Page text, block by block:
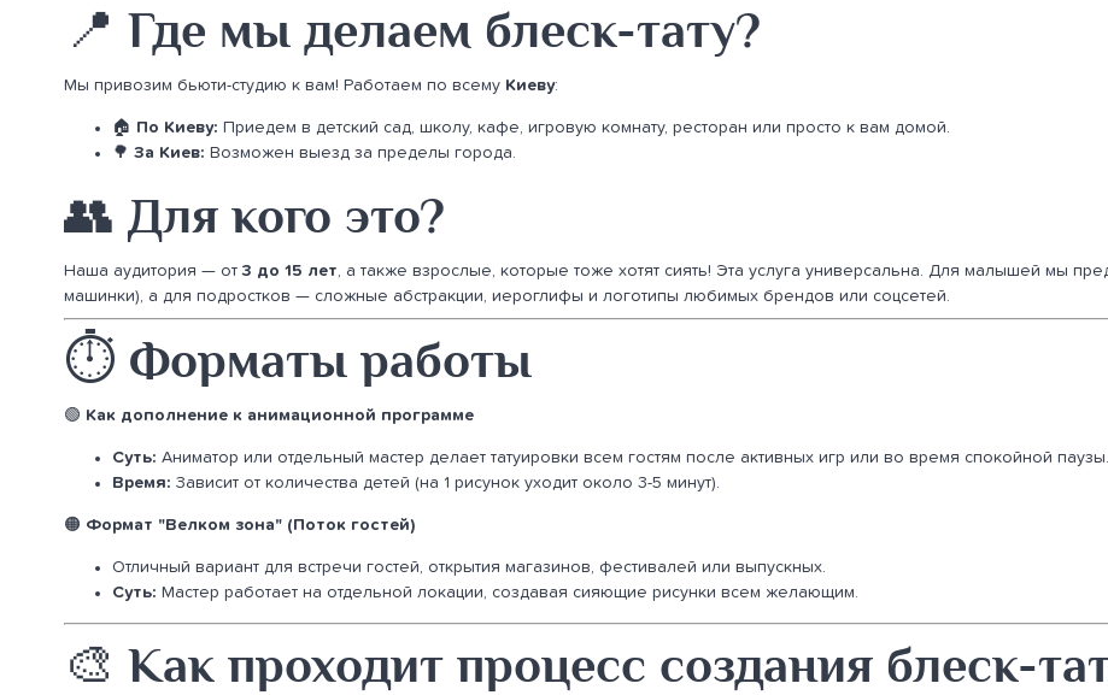
📍 Где мы делаем блеск-тату?
Мы привозим бьюти-студию к вам! Работаем по всему Киеву:
🏠 По Киеву: Приедем в детский сад, школу, кафе, игровую комнату, ресторан или просто к вам домой.
🌳 За Киев: Возможен выезд за пределы города.
👥 Для кого это?
Наша аудитория — от3 до 15 лет , а также взрослые, которые тоже хотят сиять! Эта услуга универсальна. Для малышей мы
машинки), а для подростков — сложные абстракции, иероглифы и логотипы любимых брендов или соцсетей.
⏱️ Форматы работы
🟢 Как дополнение к анимационной программе
Суть: Аниматор или отдельный мастер делает татуировки всем гостям после активных игр или во время спокойной паузы.
Время: Зависит от количества детей (на 1 рисунок уходит около 3-5 минут).
🟠 Формат "Велком зона" (Поток гостей)
Отличный вариант для встречи гостей, открытия магазинов, фестивалей или выпускных.
Суть: Мастер работает на отдельной локации, создавая сияющие рисунки всем желающим.
🎨 Как проходит процесс создания блеск-